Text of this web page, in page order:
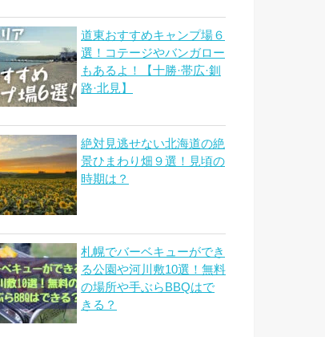
道東おすすめキャンプ場６
選！コテージやバンガロー
もあるよ！【十勝·帯広·釧
路·北見】
絶対見逃せない北海道の絶
景ひまわり畑９選！見頃の
時期は？
札幌でバーベキューができ
る公園や河川敷10選！無料
の場所や手ぶらBBQはで
きる？